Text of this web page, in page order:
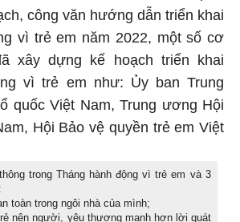
công văn hướng dẫn triển khai
vì trẻ em năm 2022, một số cơ
xây dựng kế hoạch triển khai
vì trẻ em như: Ủy ban Trung
quốc Việt Nam, Trung ương Hội
Hội Bảo vệ quyền trẻ em Việt
trong Tháng hành động vì trẻ em và 3
toàn trong ngôi nhà của mình;
nên người, yêu thương mạnh hơn lời quát